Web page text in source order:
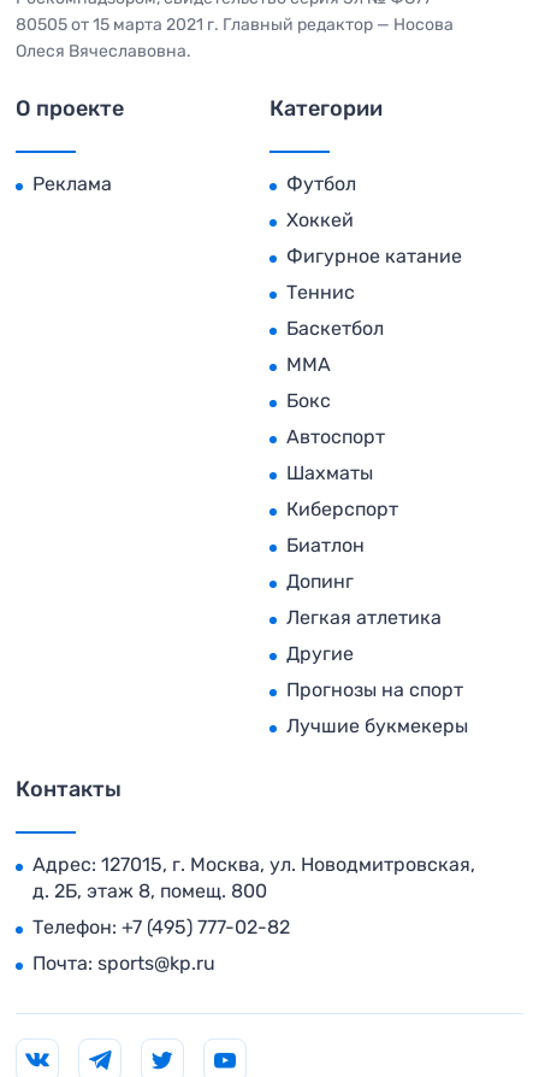
80505 от 15 марта 2021 г. Главный редактор — Носова
Олеся Вячеславовна.
О проекте
Реклама
Категории
Футбол
Хоккей
Фигурное катание
Теннис
Баскетбол
MMA
Бокс
Автоспорт
Шахматы
Киберспорт
Биатлон
Допинг
Легкая атлетика
Другие
Прогнозы на спорт
Лучшие букмекеры
Контакты
Адрес: 127015, г. Москва, ул. Новодмитровская,
д. 2Б, этаж 8, помещ. 800
Телефон: +7 (495) 777-02-82
Почта: sports@kp.ru